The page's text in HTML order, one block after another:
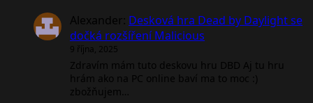
Alexander: Desková hra Dead by Daylight se
dočká rozšíření Malicious
9 října, 2025
Zdravím mám tuto deskovu hru DBD Aj tu hru
hrám ako na PC online baví ma to moc :)
zbožňujem…